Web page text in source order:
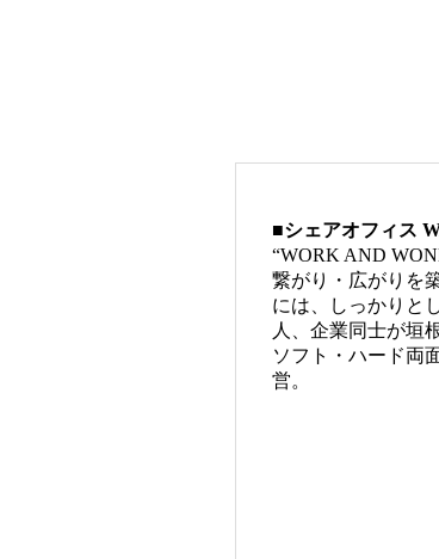
■シェアオフィス
“WORK AND
繋がり・広がりを
には、しっかりと
人、企業同士が垣
ソフト・ハード両
営。